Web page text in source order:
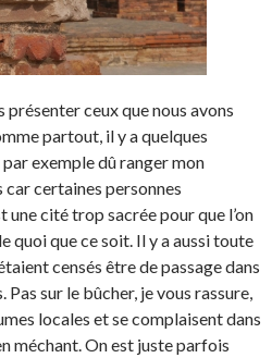
présenter ceux que nous avons
partout, il y a quelques
exemple dû ranger mon
certaines personnes
une cité trop sacrée pour que l’on
quoi que ce soit. Il y a aussi toute
censés être de passage dans
sur le bûcher, je vous rassure,
locales et se complaisent dans
méchant. On est juste parfois